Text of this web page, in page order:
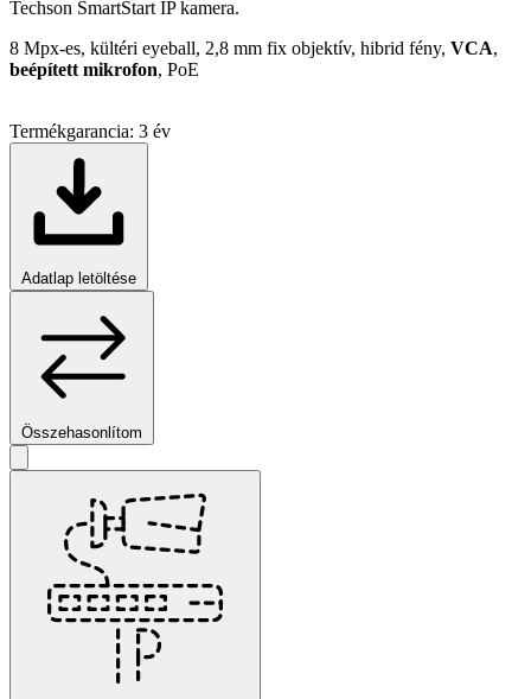
Techson SmartStart IP kamera.
8 Mpx-es, kültéri eyeball, 2,8 mm fix objektív, hibrid fény, VCA,
beépített mikrofon, PoE
Termékgarancia: 3 év
Adatlap letöltése
Összehasonlítom